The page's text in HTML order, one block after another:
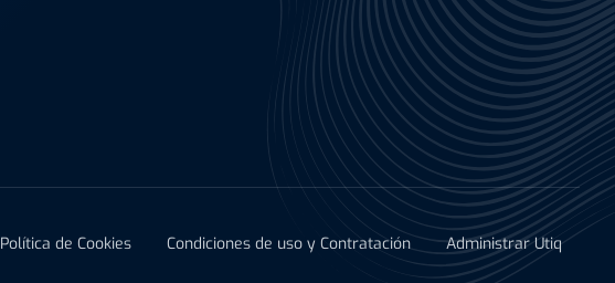
Política de Cookies Condiciones de uso y Contratación Administrar Utiq